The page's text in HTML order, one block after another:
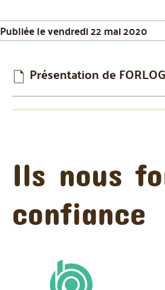
Publiée le vendredi 22 mai 2020
Présentation de FORLOG
Ils nous
confiance